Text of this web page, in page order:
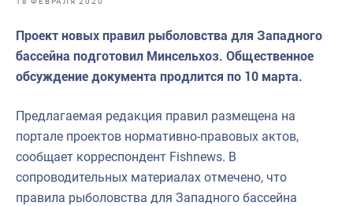
Выставки и конференции
Инфографика
Проект новых правил рыболовства для Западного
бассейна подготовил Минсельхоз. Общественное
обсуждение документа продлится по 10 марта.
Предлагаемая редакция правил размещена на
портале проектов нормативно-правовых актов,
сообщает корреспондент Fishnews. В
сопроводительных материалах отмечено, что
правила рыболовства для Западного бассейна